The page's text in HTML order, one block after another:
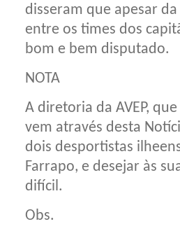
disseram que apesar
entre os times dos
bom e bem disputado.
NOTA
A diretoria da AVEP,
vem através desta
dois desportistas
Farrapo, e desejar às
difícil.
Obs.